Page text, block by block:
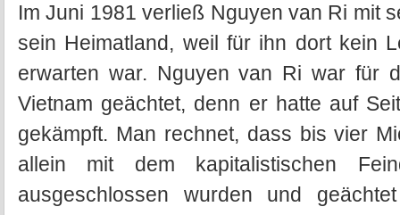
Im Juni 1981 verließ Nguyen van Ri mit
sein Heimatland, weil für ihn dort kein
erwarten war. Nguyen van Ri war für
Vietnam geächtet, denn er hatte auf
gekämpft. Man rechnet, dass bis vier
allein mit dem kapitalistischen
ausgeschlossen wurden und